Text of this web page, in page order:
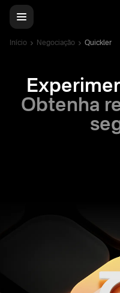
Início Negociação Quickler
Obtenha